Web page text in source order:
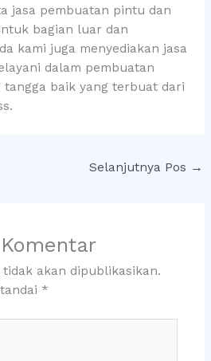
jasa pembuatan pintu dan
bagian luar dan
kami juga menyediakan jasa
dalam pembuatan
tangga baik yang terbuat dari
Selanjutnya Pos →
tidak akan dipublikasikan.
*